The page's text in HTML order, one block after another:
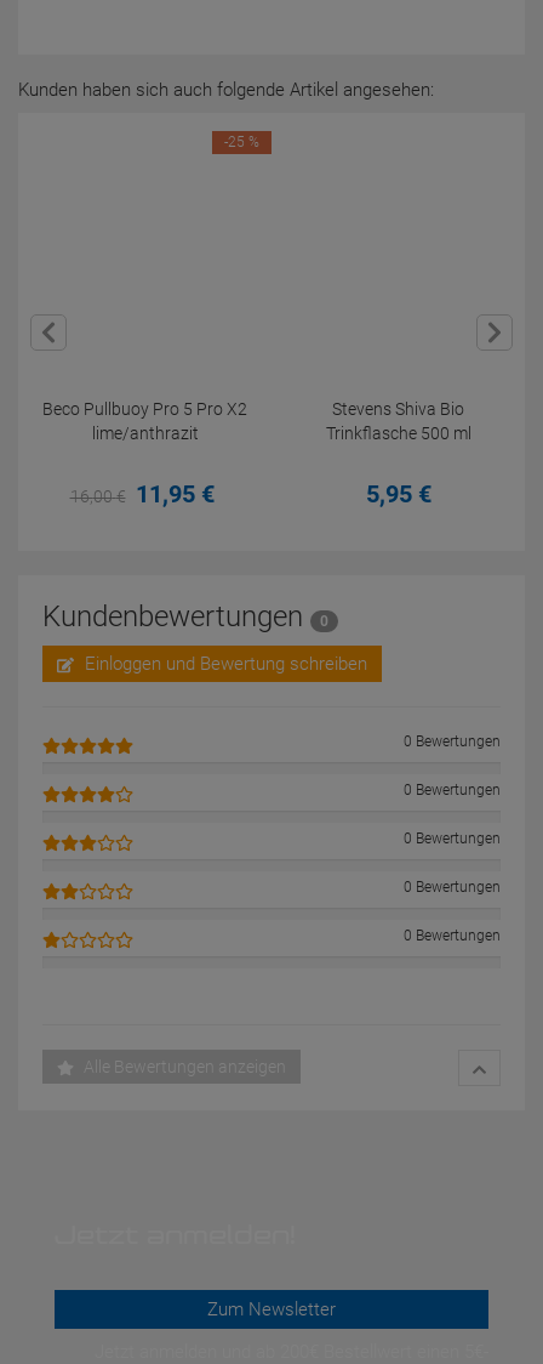
Kunden haben sich auch folgende Artikel angesehen:
Beco Pullbuoy Pro 5 Pro X2
lime/anthrazit
16,00€ 11,95 €
-25 %
Stevens Shiva Bio
Trinkflasche 500 ml
5,95 €
Kundenbewertungen 0
Einloggen und Bewertung schreiben
0 Bewertungen
0 Bewertungen
0 Bewertungen
0 Bewertungen
0 Bewertungen
Alle Bewertungen anzeigen
Zum Newsletter